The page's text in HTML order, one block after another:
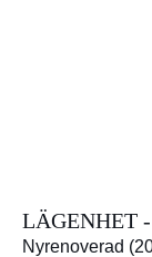
LÄGENHET
Nyrenoverad